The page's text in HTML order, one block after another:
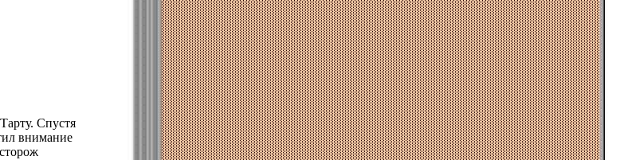
Спустя
внимание